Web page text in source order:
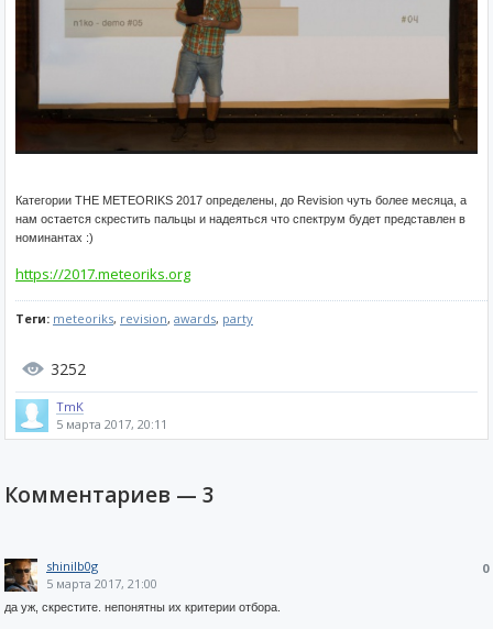
Категории THE METEORIKS 2017 определены, до Revision чуть более месяца, а
нам остается скрестить пальцы и надеяться что спектрум будет представлен в
номинантах :)
https://2017.meteoriks.org
Теги: meteoriks, revision, awards, party
3252
TmK
5 марта 2017, 20:11
Комментариев — 3
0
shinilb0g
5 марта 2017, 21:00
да уж, скрестите. непонятны их критерии отбора.